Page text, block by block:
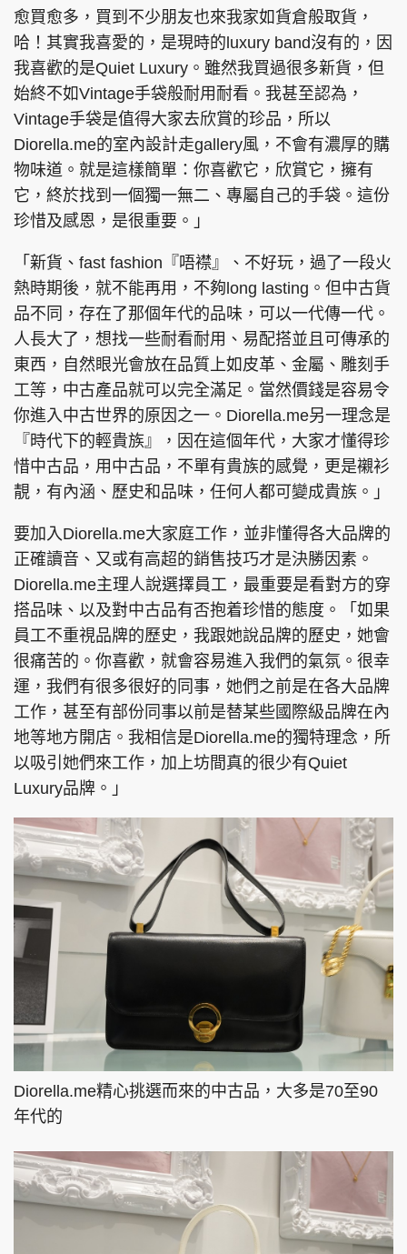
愈買愈多，買到不少朋友也來我家如貨倉般取貨，
哈！其實我喜愛的，是現時的luxury band沒有的，因
我喜歡的是Quiet Luxury。雖然我買過很多新貨，但
始終不如Vintage手袋般耐用耐看。我甚至認為，
Vintage手袋是值得大家去欣賞的珍品，所以
Diorella.me的室內設計走gallery風，不會有濃厚的購
物味道。就是這樣簡單：你喜歡它，欣賞它，擁有
它，終於找到一個獨一無二、專屬自己的手袋。這份
珍惜及感恩，是很重要。」
「新貨、fast fashion『唔襟』、不好玩，過了一段火
熱時期後，就不能再用，不夠long lasting。但中古貨
品不同，存在了那個年代的品味，可以一代傳一代。
人長大了，想找一些耐看耐用、易配搭並且可傳承的
東西，自然眼光會放在品質上如皮革、金屬、雕刻手
工等，中古產品就可以完全滿足。當然價錢是容易令
你進入中古世界的原因之一。Diorella.me另一理念是
『時代下的輕貴族』，因在這個年代，大家才懂得珍
惜中古品，用中古品，不單有貴族的感覺，更是襯衫
靚，有內涵、歷史和品味，任何人都可變成貴族。」
要加入Diorella.me大家庭工作，並非懂得各大品牌的
正確讀音、又或有高超的銷售技巧才是決勝因素。
Diorella.me主理人說選擇員工，最重要是看對方的穿
搭品味、以及對中古品有否抱着珍惜的態度。「如果
員工不重視品牌的歷史，我跟她說品牌的歷史，她會
很痛苦的。你喜歡，就會容易進入我們的氣氛。很幸
運，我們有很多很好的同事，她們之前是在各大品牌
工作，甚至有部份同事以前是替某些國際級品牌在內
地等地方開店。我相信是Diorella.me的獨特理念，所
以吸引她們來工作，加上坊間真的很少有Quiet
Luxury品牌。」
Diorella.me精心挑選而來的中古品，大多是70至90
年代的